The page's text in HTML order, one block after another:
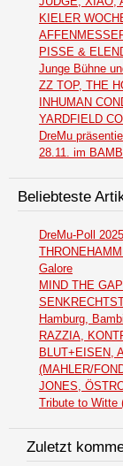
KIELER
PISSE &
Junge Bühne
ZZ TOP, THE
INHUMAN
YARDFIELD
DreMu
28.11. im
Beliebteste
DreMu-Poll 2025
Galore
MIND THE
Hamburg,
RAZZIA,
BLUT+EISEN,
(MAHLER/
JONES,
Tribute to Witte
Zuletzt